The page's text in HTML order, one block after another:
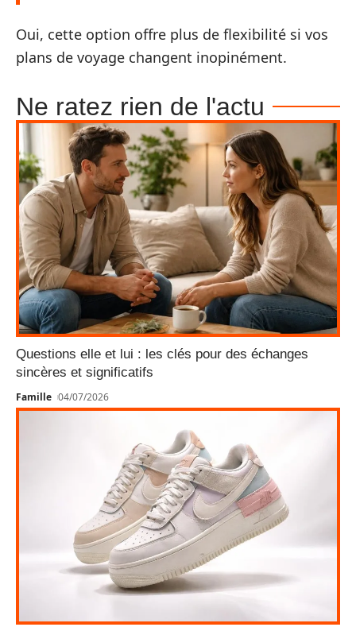
Oui, cette option offre plus de flexibilité si vos
plans de voyage changent inopinément.
Ne ratez rien de l'actu
Questions elle et lui : les clés pour des échanges
sincères et significatifs
Famille 04/07/2026